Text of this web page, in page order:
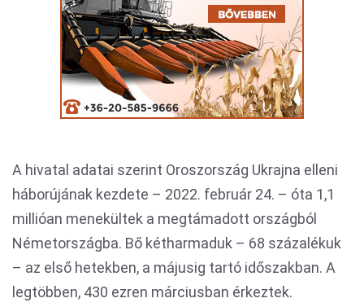
A hivatal adatai szerint Oroszország Ukrajna elleni
háborújának kezdete – 2022. február 24. – óta 1,1
millióan menekültek a megtámadott országból
Németországba. Bő kétharmaduk – 68 százalékuk
– az első hetekben, a májusig tartó időszakban. A
legtöbben, 430 ezren márciusban érkeztek.